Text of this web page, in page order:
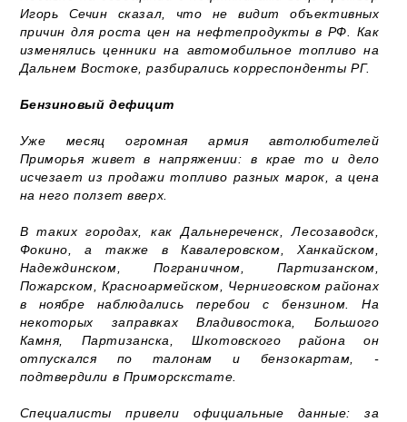
Игорь Сечин сказал, что не видит объективных
причин для роста цен на нефтепродукты в РФ. Как
изменялись ценники на автомобильное топливо на
Дальнем Востоке, разбирались корреспонденты РГ.
Бензиновый дефицит
Уже месяц огромная армия автолюбителей
Приморья живет в напряжении: в крае то и дело
исчезает из продажи топливо разных марок, а цена
на него ползет вверх.
В таких городах, как Дальнереченск, Лесозаводск,
Фокино, а также в Кавалеровском, Ханкайском,
Надеждинском, Пограничном, Партизанском,
Пожарском, Красноармейском, Черниговском районах
в ноябре наблюдались перебои с бензином. На
некоторых заправках Владивостока, Большого
Камня, Партизанска, Шкотовского района он
отпускался по талонам и бензокартам, -
подтвердили в Приморскстате.
Специалисты привели официальные данные: за